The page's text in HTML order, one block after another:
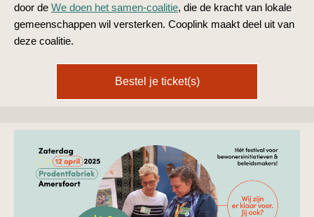
door de We doen het samen-coalitie, die de kracht van lokale
gemeenschappen wil versterken. Cooplink maakt deel uit van
deze coalitie.
Bestel je ticket(s)